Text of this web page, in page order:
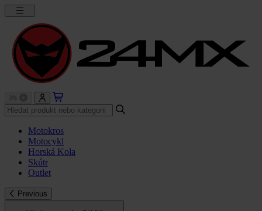
Motokros
Motocykl
Horská Kola
Skútr
Outlet
Previous